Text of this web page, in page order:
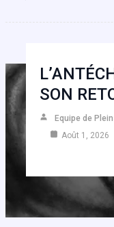
SON
Equipe de
Août 1, 2026